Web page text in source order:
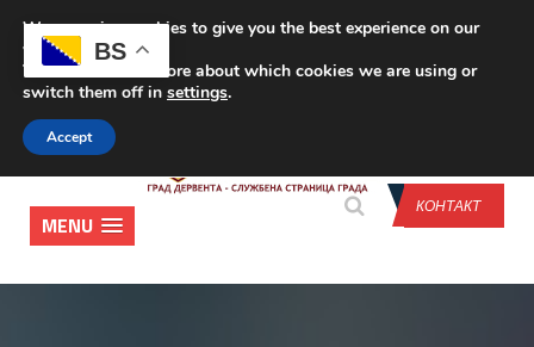
CONTACT US
КОНТАКТ
MENU
BS
We are using cookies to give you the best experience on our
website.
You can find out more about which cookies we are using or
switch them off in settings.
Accept